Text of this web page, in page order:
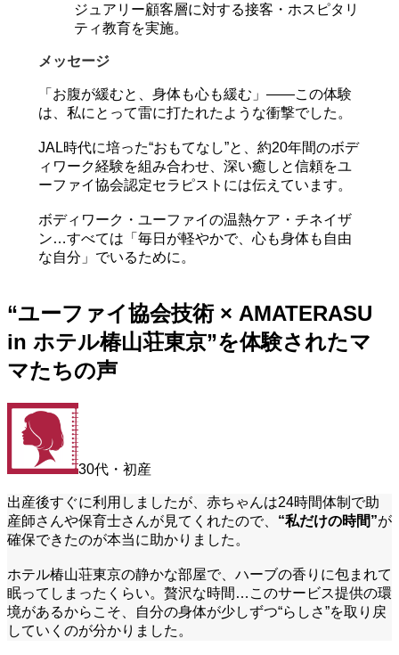
ジュアリー顧客層に対する接客・ホスピタリ
ティ教育を実施。
メッセージ
「お腹が緩むと、身体も心も緩む」――この体験
は、私にとって雷に打たれたような衝撃でした。
JAL時代に培った“おもてなし”と、約20年間のボデ
ィワーク経験を組み合わせ、深い癒しと信頼をユ
ーファイ協会認定セラピストには伝えています。
ボディワーク・ユーファイの温熱ケア・チネイザ
ン…すべては「毎日が軽やかで、心も身体も自由
な自分」でいるために。
“ユーファイ協会技術 × AMATERASU
in ホテル椿山荘東京”を体験されたマ
マたちの声
30代・初産
出産後すぐに利用しましたが、赤ちゃんは24時間体制で助
産師さんや保育士さんが見てくれたので、 “私だけの時間”が
確保できたのが本当に助かりました。
ホテル椿山荘東京の静かな部屋で、ハーブの香りに包まれて
眠ってしまったくらい。贅沢な時間…このサービス提供の環
境があるからこそ、自分の身体が少しずつ“らしさ”を取り戻
していくのが分かりました。